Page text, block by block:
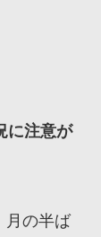
に注意が
月の半ば